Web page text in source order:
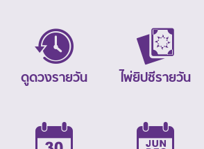
ดูดวงรายวัน ไพ่ยิปซีรายวัน